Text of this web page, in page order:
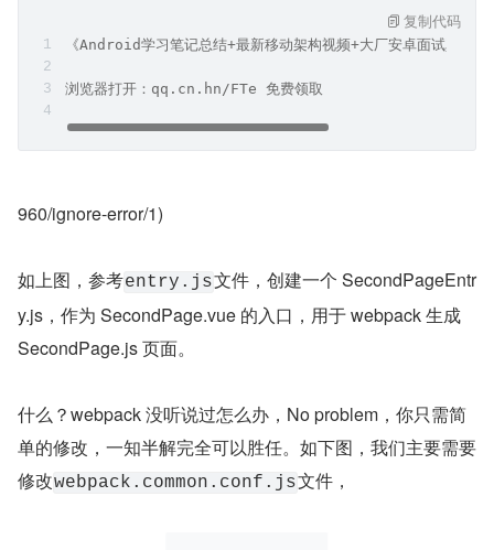
《Android学习笔记总结+最新移动架构视频+大厂安卓面试真题+
浏览器打开：qq.cn.hn/FTe 免费领取
复制代码
960/ignore-error/1)
如上图，参考entry.js文件，创建一个 SecondPageEntr
y.js，作为 SecondPage.vue 的入口，用于 webpack 生成
SecondPage.js 页面。
什么？webpack 没听说过怎么办，No problem，你只需简
单的修改，一知半解完全可以胜任。如下图，我们主要需要
修改webpack.common.conf.js文件，